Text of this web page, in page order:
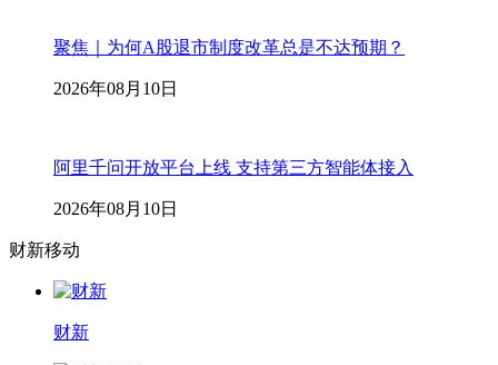
聚焦｜为何A股退市制度改革总是不达预期？
2026年08月10日
阿里千问开放平台上线 支持第三方智能体接入
2026年08月10日
财新移动
财新